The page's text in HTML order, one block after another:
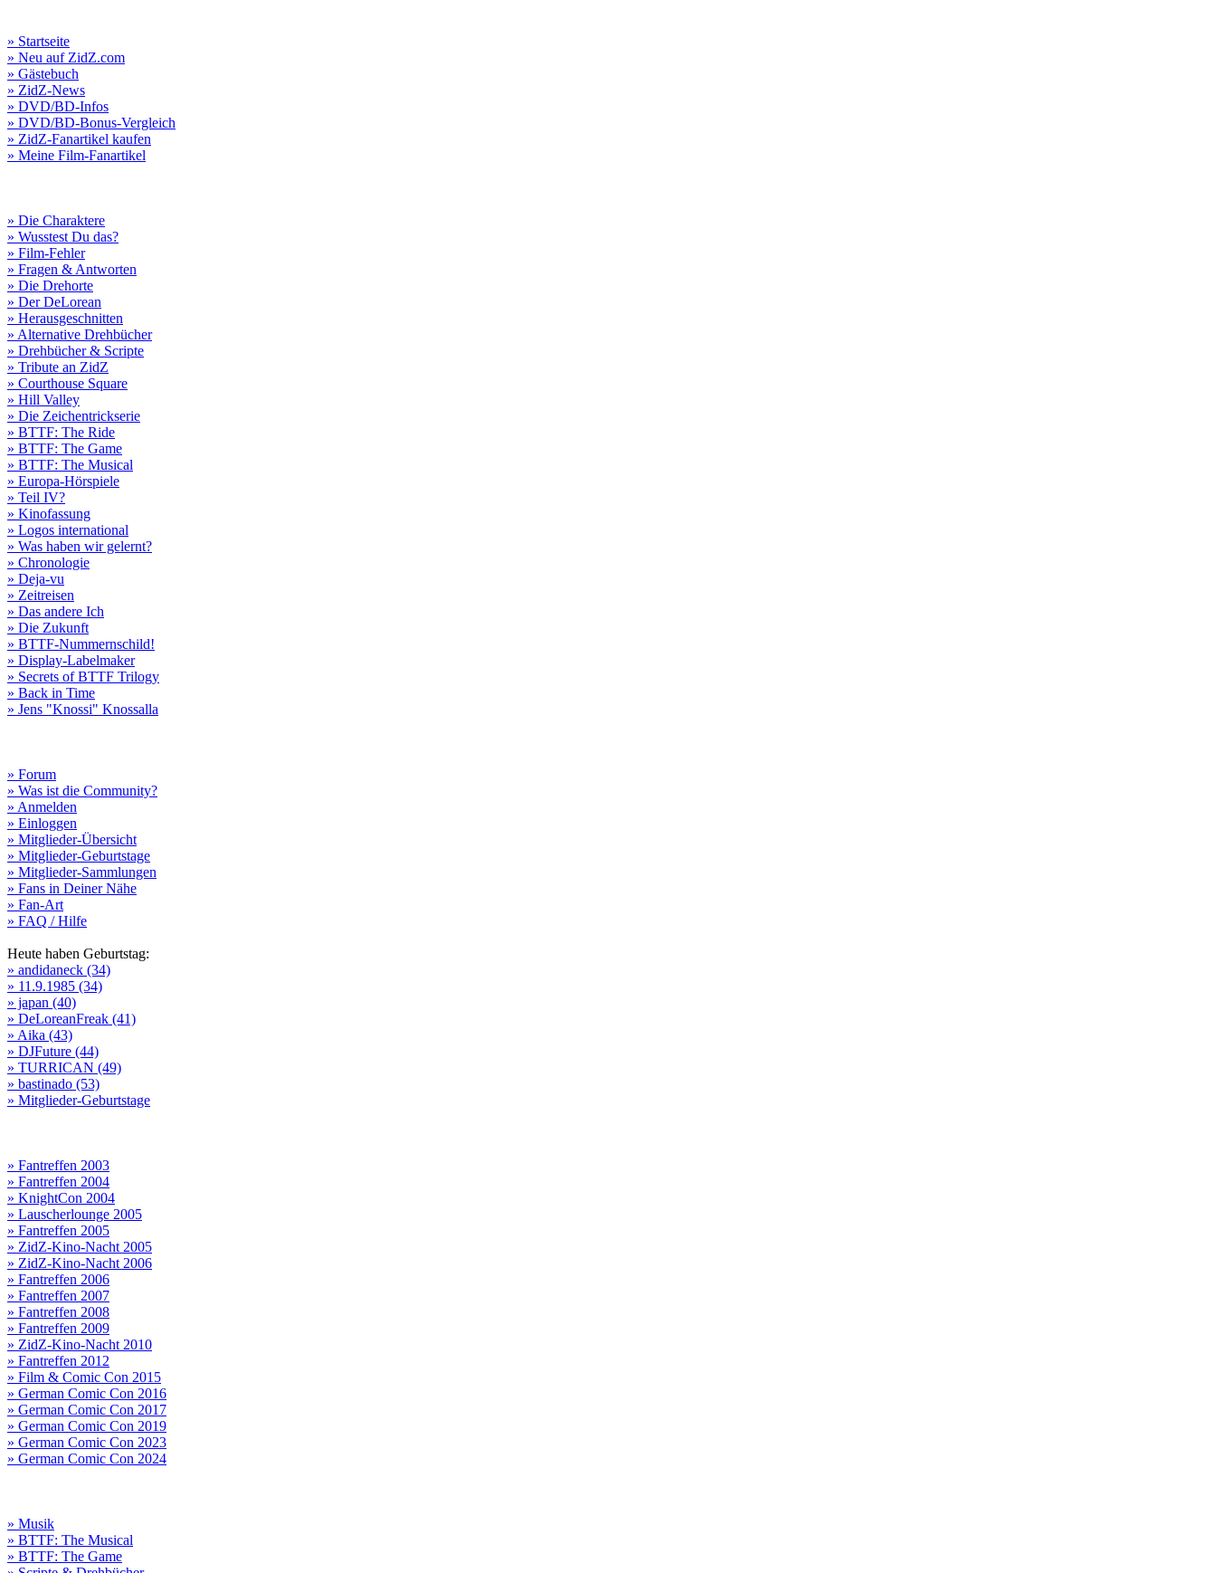
» Startseite
» Neu auf ZidZ.com
» Gästebuch
» ZidZ-News
» DVD/BD-Infos
» DVD/BD-Bonus-Vergleich
» ZidZ-Fanartikel kaufen
» Meine Film-Fanartikel
» Die Charaktere
» Wusstest Du das?
» Film-Fehler
» Fragen & Antworten
» Die Drehorte
» Der DeLorean
» Herausgeschnitten
» Alternative Drehbücher
» Drehbücher & Scripte
» Tribute an ZidZ
» Courthouse Square
» Hill Valley
» Die Zeichentrickserie
» BTTF: The Ride
» BTTF: The Game
» BTTF: The Musical
» Europa-Hörspiele
» Teil IV?
» Kinofassung
» Logos international
» Was haben wir gelernt?
» Chronologie
» Deja-vu
» Zeitreisen
» Das andere Ich
» Die Zukunft
» BTTF-Nummernschild!
» Display-Labelmaker
» Secrets of BTTF Trilogy
» Back in Time
» Jens "Knossi" Knossalla
» Forum
» Was ist die Community?
» Anmelden
» Einloggen
» Mitglieder-Übersicht
» Mitglieder-Geburtstage
» Mitglieder-Sammlungen
» Fans in Deiner Nähe
» Fan-Art
» FAQ / Hilfe
Heute haben Geburtstag:
» andidaneck (34)
» 11.9.1985 (34)
» japan (40)
» DeLoreanFreak (41)
» Aika (43)
» DJFuture (44)
» TURRICAN (49)
» bastinado (53)
» Mitglieder-Geburtstage
» Fantreffen 2003
» Fantreffen 2004
» KnightCon 2004
» Lauscherlounge 2005
» Fantreffen 2005
» ZidZ-Kino-Nacht 2005
» ZidZ-Kino-Nacht 2006
» Fantreffen 2006
» Fantreffen 2007
» Fantreffen 2008
» Fantreffen 2009
» ZidZ-Kino-Nacht 2010
» Fantreffen 2012
» Film & Comic Con 2015
» German Comic Con 2016
» German Comic Con 2017
» German Comic Con 2019
» German Comic Con 2023
» German Comic Con 2024
» Musik
» BTTF: The Musical
» BTTF: The Game